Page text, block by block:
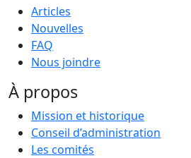
Articles
Nouvelles
FAQ
Nous joindre
À propos
Mission et historique
Conseil d’administration
Les comités